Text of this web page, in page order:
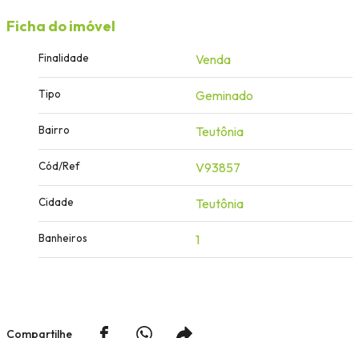
Ficha do imóvel
Finalidade Venda
Tipo Geminado
Bairro Teutônia
Cód/Ref V93857
Cidade Teutônia
Banheiros 1
Compartilhe